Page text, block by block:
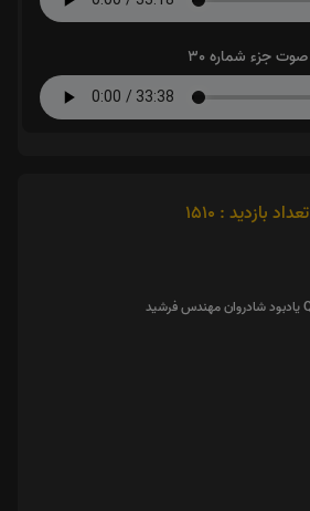
صوت جزء شماره 30
تعداد بازدید : 1510